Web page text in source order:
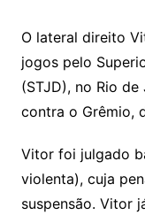
O lateral direito
jogos pelo
(STJD), no Rio
contra o Grêmio,
Vitor foi julgado
violenta), cuja
suspensão. Vitor